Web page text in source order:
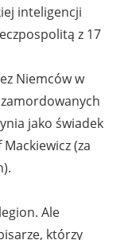
inteligencji
z 17
Niemców w
jako świadek
(za
Ale
którzy